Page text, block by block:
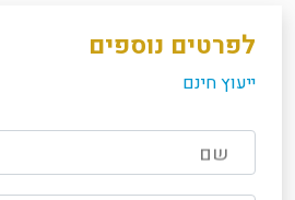
לפרטים נוספים
ייעוץ חינם
שם